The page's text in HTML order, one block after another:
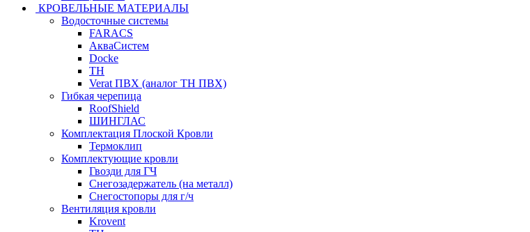
КРОВЕЛЬНЫЕ МАТЕРИАЛЫ
Водосточные системы
FARACS
АкваСистем
Docke
ТН
Verat ПВХ (аналог ТН ПВХ)
Гибкая черепица
RoofShield
ШИНГЛАС
Комплектация Плоской Кровли
Термоклип
Комплектующие кровли
Гвозди для ГЧ
Снегозадержатель (на металл)
Снегостопоры для г/ч
Вентиляция кровли
Krovent